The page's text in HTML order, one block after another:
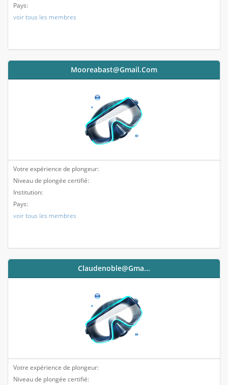
Pays:
voir tous les membres
Mooreabast@gmail.com
Votre expérience de plongeur:
Niveau de plongée certifié:
Institution:
Pays:
voir tous les membres
Claudenoble@gma...
Votre expérience de plongeur:
Niveau de plongée certifié: